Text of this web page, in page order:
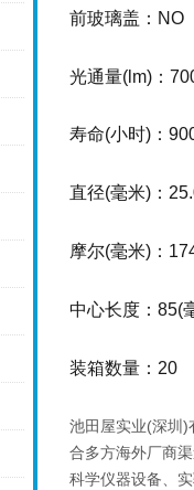
前玻璃盖：NO
光通量(lm)：
寿命(小时)：
直径(毫米)：
摩尔(毫米)：
中心长度：85(
装箱数量：20
池田屋实业(深圳)
合多方海外厂商
科学仪器设备、